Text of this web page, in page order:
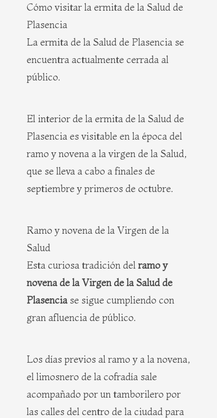
Cómo visitar la ermita de la Salud de
Plasencia
La ermita de la Salud de Plasencia se
encuentra actualmente cerrada al
público.
El interior de la ermita de la Salud de
Plasencia es visitable en la época del
ramo y novena a la virgen de la Salud,
que se lleva a cabo a finales de
septiembre y primeros de octubre.
Ramo y novena de la Virgen de la
Salud
Esta curiosa tradición del ramo y
novena de la Virgen de la Salud de
Plasenciase sigue cumpliendo con
gran afluencia de público.
Los días previos al ramo y a la novena,
el limosnero de la cofradía sale
acompañado por un tamborilero por
las calles del centro de la ciudad para